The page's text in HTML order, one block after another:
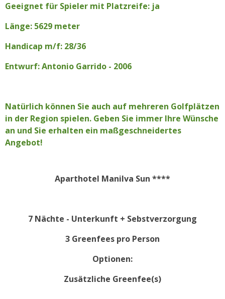
Geeignet für Spieler mit Platzreife: ja
Länge: 5629 meter
Handicap m/f: 28/36
Entwurf: Antonio Garrido - 2006
Natürlich können Sie auch auf mehreren Golfplätzen
in der Region spielen. Geben Sie immer Ihre Wünsche
an und Sie erhalten ein maßgeschneidertes
Angebot!
Aparthotel Manilva Sun ****
7 Nächte - Unterkunft + Sebstverzorgung
3 Greenfees pro Person
Optionen:
Zusätzliche Greenfee(s)